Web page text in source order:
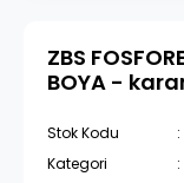
ZBS
BOYA -
Stok Kodu
Kategori